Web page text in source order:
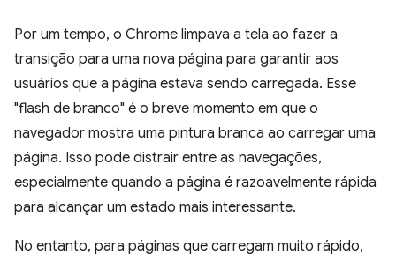
Por um tempo, o Chrome limpava a tela ao fazer a
transição para uma nova página para garantir aos
usuários que a página estava sendo carregada. Esse
"flash de branco" é o breve momento em que o
navegador mostra uma pintura branca ao carregar uma
página. Isso pode distrair entre as navegações,
especialmente quando a página é razoavelmente rápida
para alcançar um estado mais interessante.
No entanto, para páginas que carregam muito rápido,